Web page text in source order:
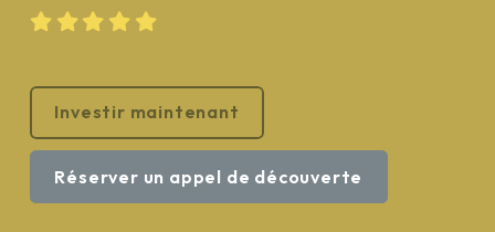
Investir maintenant
Réserver un appel de découverte